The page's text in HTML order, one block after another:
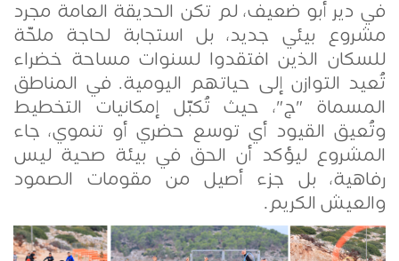
في دير أبو ضعيف، لم تكن الحديقة العامة مجرد
مشروع بيئي جديد، بل استجابة لحاجة ملحّة
للسكان الذين افتقدوا لسنوات مساحة خضراء
تُعيد التوازن إلى حياتهم اليومية. في المناطق
المسماة "ج"، حيث تُكبّل إمكانيات التخطيط
وتُعيق القيود أي توسع حضري أو تنموي، جاء
المشروع ليؤكد أن الحق في بيئة صحية ليس
رفاهية، بل جزء أصيل من مقومات الصمود
والعيش الكريم.